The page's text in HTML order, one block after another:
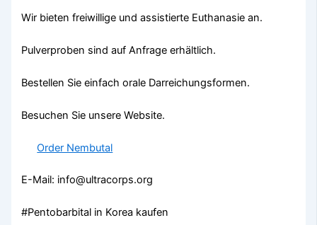
Wir bieten freiwillige und assistierte Euthanasie an.
Pulverproben sind auf Anfrage erhältlich.
Bestellen Sie einfach orale Darreichungsformen.
Besuchen Sie unsere Website.
Order Nembutal
E-Mail: info@ultracorps.org
#Pentobarbital in Korea kaufen